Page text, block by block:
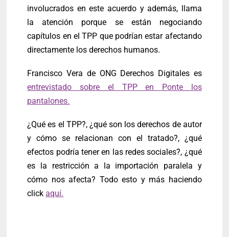
involucrados en este acuerdo y además, llama
la atención porque se están negociando
capítulos en el TPP que podrían estar afectando
directamente los derechos humanos.
Francisco Vera de ONG Derechos Digitales es
entrevistado sobre el TPP en Ponte los
pantalones.
¿Qué es el TPP?, ¿qué son los derechos de autor
y cómo se relacionan con el tratado?, ¿qué
efectos podría tener en las redes sociales?, ¿qué
es la restricción a la importación paralela y
cómo nos afecta? Todo esto y más haciendo
click aquí.